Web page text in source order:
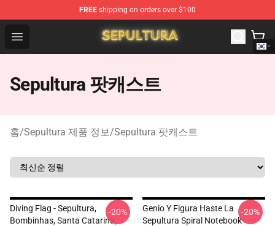
FREE shipping on orders over $100
Open menu
Sepultura Store - Official Sepultura Merchandise Shop
Sepultura 팟캐스트
홈/Sepultura 제품 정보/Sepultura 팟캐스트
Diving Flag - Sepultura,
Bombinhas, Santa Catarina,
-20%
Genio Y Figura Haste La
Sepultura Spiral Notebook
-20%